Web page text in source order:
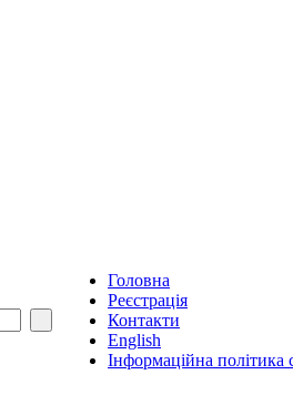
Головна
Реєстрація
Контакти
English
Інформаційна політика